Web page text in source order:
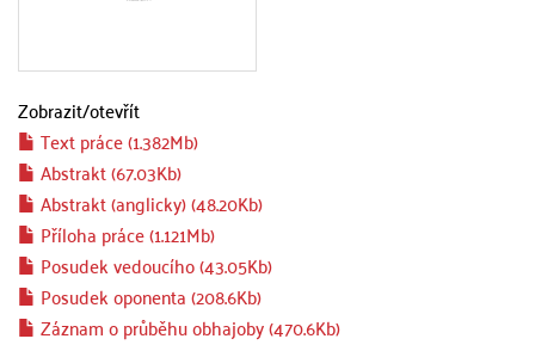
Zobrazit/otevřít
Text práce (1.382Mb)
Abstrakt (67.03Kb)
Abstrakt (anglicky) (48.20Kb)
Příloha práce (1.121Mb)
Posudek vedoucího (43.05Kb)
Posudek oponenta (208.6Kb)
Záznam o průběhu obhajoby (470.6Kb)